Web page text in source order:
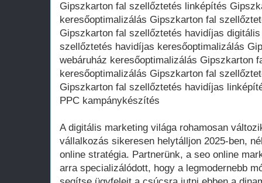
Gipszkarton fal szellőztetés linképítés
keresőoptimalizálás Gipszkarton fal
Gipszkarton fal szellőztetés havidíjas
szellőztetés havidíjas keresőoptimalizálás
webáruház keresőoptimalizálás Gipszkarton
keresőoptimalizálás Gipszkarton fal
Gipszkarton fal szellőztetés havidíjas
PPC kampánykészítés
A digitális marketing világa rohamosan
vállalkozás sikeresen helytálljon 2025-ben,
online stratégia. Partnerünk, a seo online
arra specializálódott, hogy a legmodernebb